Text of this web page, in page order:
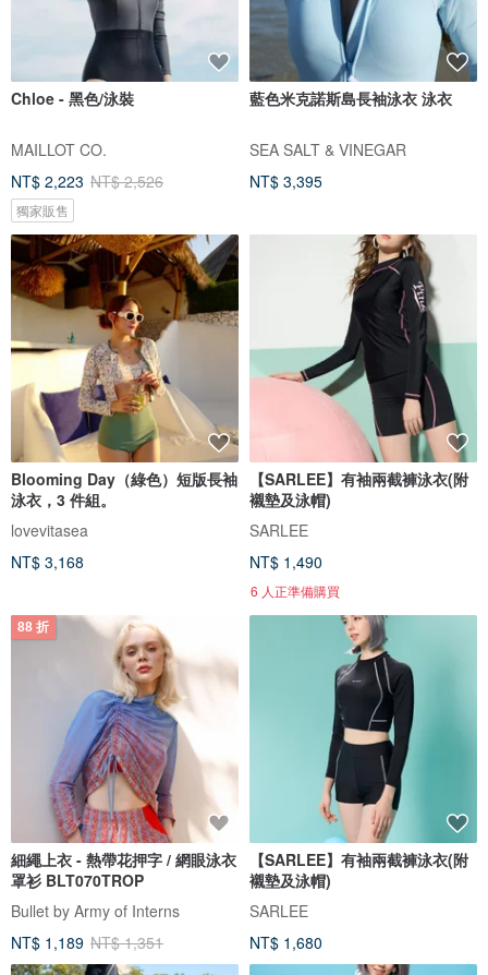
Chloe - 黑色/泳裝
MAILLOT CO.
NT$ 2,223 NT$ 2,526
獨家販售
藍色米克諾斯島長袖泳衣 泳衣
SEA SALT & VINEGAR
NT$ 3,395
Blooming Day（綠色）短版長袖
泳衣，3 件組。
lovevitasea
NT$ 3,168
【SARLEE】有袖兩截褲泳衣(附
襯墊及泳帽)
SARLEE
NT$ 1,490
6 人正準備購買
88 折
細繩上衣 - 熱帶花押字 / 網眼泳衣
罩衫 BLT070TROP
Bullet by Army of Interns
NT$ 1,189 NT$ 1,351
【SARLEE】有袖兩截褲泳衣(附
襯墊及泳帽)
SARLEE
NT$ 1,680